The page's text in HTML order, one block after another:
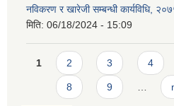
नविकरण र खारेजी सम्बन्धी कार्यविधि,
मिति: 06/18/2024 - 15:09
Pages
1 2 3 4
8 9 …